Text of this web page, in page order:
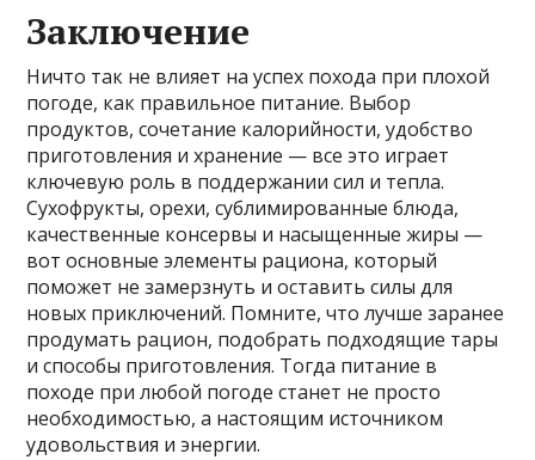
Заключение
Ничто так не влияет на успех похода при плохой
погоде, как правильное питание. Выбор
продуктов, сочетание калорийности, удобство
приготовления и хранение — все это играет
ключевую роль в поддержании сил и тепла.
Сухофрукты, орехи, сублимированные блюда,
качественные консервы и насыщенные жиры —
вот основные элементы рациона, который
поможет не замерзнуть и оставить силы для
новых приключений. Помните, что лучше заранее
продумать рацион, подобрать подходящие тары
и способы приготовления. Тогда питание в
походе при любой погоде станет не просто
необходимостью, а настоящим источником
удовольствия и энергии.